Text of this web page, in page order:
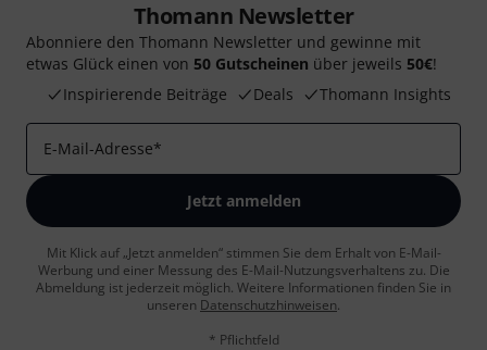
Thomann Newsletter
Abonniere den Thomann Newsletter und gewinne mit
etwas Glück einen von 50 Gutscheinen über jeweils 50€!
Inspirierende Beiträge
Deals Thomann Insights
E-Mail-Adresse*
Jetzt anmelden
Mit Klick auf „Jetzt anmelden“ stimmen Sie dem Erhalt von E-Mail-
Werbung und einer Messung des E-Mail-Nutzungsverhaltens zu. Die
Abmeldung ist jederzeit möglich. Weitere Informationen finden Sie in
unseren Datenschutzhinweisen.
* Pflichtfeld